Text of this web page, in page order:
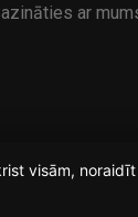
ar
visām,